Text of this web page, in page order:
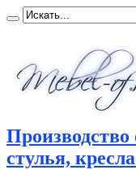
стулья,